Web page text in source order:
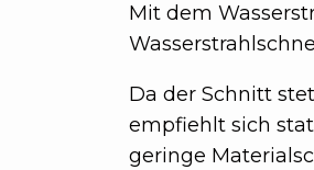
Mit dem
Da der Schnitt
empfiehlt sich
geringe